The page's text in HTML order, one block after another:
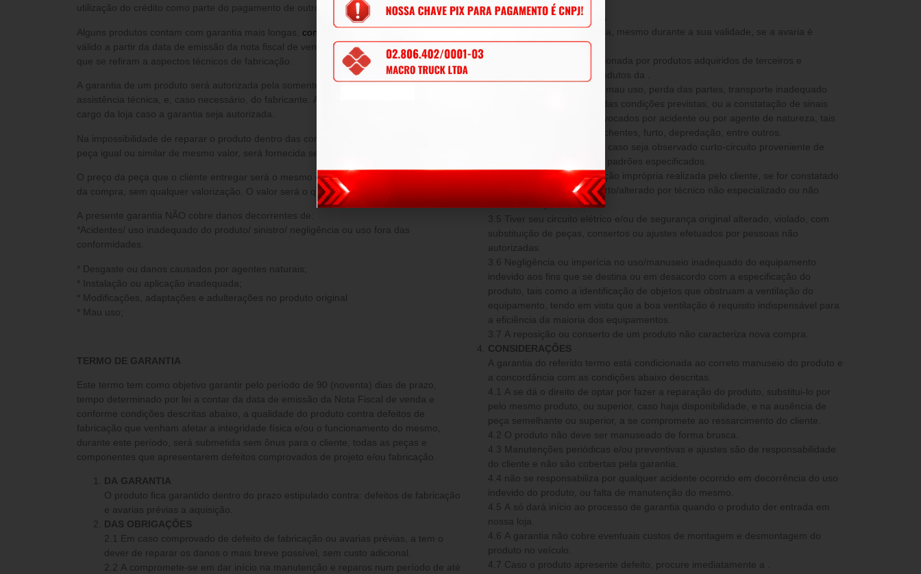
utilização do crédito como parte do pagamento de outro produto de valor superior.
Alguns produtos contam com garantia mais longas, consulte nossos vendedores
válido a partir da data de emissão da nota fiscal de venda e cobre eventuais defeitos
que se refiram a aspectos técnicos de fabricação.
A garantia de um produto será autorizada pela somente após análise do setor de
assistência técnica, e, caso necessário, do fabricante. As despesas de frete ficarão a
cargo da loja caso a garantia seja autorizada.
Na impossibilidade de reparar o produto dentro das condições desta garantia, outra
peça igual ou similar de mesmo valor, será fornecida sem qualquer acréscimo.
O preço da peça que o cliente entregar será o mesmo que foi pago pela peça na época
da compra, sem qualquer valorização. O valor será o que constar no sistema da loja.
A presente garantia NÃO cobre danos decorrentes de:
*Acidentes/ uso inadequado do produto/ sinistro/ negligência ou uso fora das
conformidades.
* Desgaste ou danos causados por agentes naturais;
* Instalação ou aplicação inadequada;
* Modificações, adaptações e adulterações no produto original
* Mau uso;
TERMO DE GARANTIA
Este termo tem como objetivo garantir pelo período de 90 (noventa) dias de prazo,
tempo determinado por lei a contar da data de emissão da Nota Fiscal de venda e
conforme condições descritas abaixo, a qualidade do produto contra defeitos de
fabricação que venham afetar a integridade física e/ou o funcionamento do mesmo,
durante este período, será submetida sem ônus para o cliente, todas as peças e
componentes que apresentarem defeitos comprovados de projeto e/ou fabricação.
DA GARANTIA
O produto fica garantido dentro do prazo estipulado contra: defeitos de fabricação
e avarias prévias a aquisição.
DAS OBRIGAÇÕES
2.1 Em caso comprovado de defeito de fabricação ou avarias prévias, a tem o
dever de reparar os danos o mais breve possível, sem custo adicional.
2.2 A compromete-se em dar início na manutenção e reparos num período de até
DA PERDA DE GARANTIA
Decorre a perda de garantia, mesmo durante a sua validade, se a avaria é
decorrente de:
3.1 Incompatibilidade ocasionada por produtos adquiridos de terceiros e
instalados junto com os produtos da .
3.2 Defeito proveniente de mau uso, perda das partes, transporte inadequado
realizado pelo cliente fora das condições previstas, ou a constatação de sinais
que evidenciam danos provocados por acidente ou por agente de natureza, tais
como: queima, quedas, enchentes, furto, depredação, entre outros.
3.3 Para produtos elétricos caso seja observado curto-circuito proveniente de
instalação elétrica fora dos padrões especificados.
3.4 Instalação ou manutenção imprópria realizada pelo cliente, se for constatado
que o equipamento foi aberto/alterado por técnico não especializado ou não
credenciado pela .
3.5 Tiver seu circuito elétrico e/ou de segurança original alterado, violado, com
substituição de peças, consertos ou ajustes efetuados por pessoas não
autorizadas.
3.6 Negligência ou imperícia no uso/manuseio inadequado do equipamento
indevido aos fins que se destina ou em desacordo com a especificação do
produto, tais como a identificação de objetos que obstruam a ventilação do
equipamento, tendo em vista que a boa ventilação é requisito indispensável para
a eficiência da maioria dos equipamentos.
3.7 A reposição ou conserto de um produto não caracteriza nova compra.
CONSIDERAÇÕES
A garantia do referido termo está condicionada ao correto manuseio do produto e
a concordância com as condições abaixo descritas.
4.1 A se dá o direito de optar por fazer a reparação do produto, substitui-lo por
pelo mesmo produto, ou superior, caso haja disponibilidade, e na ausência de
peça semelhante ou superior, a se compromete ao ressarcimento do cliente.
4.2 O produto não deve ser manuseado de forma brusca.
4.3 Manutenções periódicas e/ou preventivas e ajustes são de responsabilidade
do cliente e não são cobertas pela garantia.
4.4 não se responsabiliza por qualquer acidente ocorrido em decorrência do uso
indevido do produto, ou falta de manutenção do mesmo.
4.5 A só dará início ao processo de garantia quando o produto der entrada em
nossa loja.
4.6 A garantia não cobre eventuais custos de montagem e desmontagem do
produto no veículo.
4.7 Caso o produto apresente defeito, procure imediatamente a .